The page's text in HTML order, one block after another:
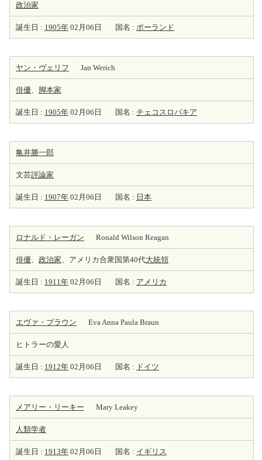
政治家
誕生日 : 1905年 02月06日 国名 : ポーランド
ヤン・ヴェリフ Jan Werich
俳優、 脚本家
誕生日 : 1905年 02月06日 国名 : チェコスロバキア
亀井勝一郎
文芸評論家
誕生日 : 1907年 02月06日 国名 : 日本
ロナルド・レーガン Ronald Wilson Reagan
俳優、 政治家、アメリカ合衆国第40代大統領
誕生日 : 1911年 02月06日 国名 : アメリカ
エヴァ・ブラウン Eva Anna Paula Braun
ヒトラーの愛人
誕生日 : 1912年 02月06日 国名 : ドイツ
メアリー・リーキー Mary Leakey
人類学者
誕生日 : 1913年 02月06日 国名 : イギリス